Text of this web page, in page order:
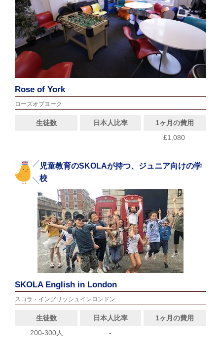
Rose of York
ローズオブヨーク
生徒数 日本人比率
1ヶ月の費用
£1,080
児童教育のSKOLAが持つ、ジュニア向けの学
校
SKOLA English in London
スコラ・イングリッシュインロンドン
生徒数 日本人比率
1ヶ月の費用
200-300人
-